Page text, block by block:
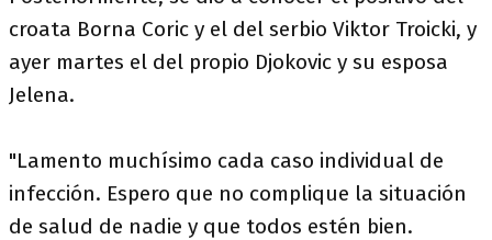
croata Borna Coric y el del serbio Viktor Troicki, y
ayer martes el del propio Djokovic y su esposa
Jelena.
"Lamento muchísimo cada caso individual de
infección. Espero que no complique la situación
de salud de nadie y que todos estén bien.